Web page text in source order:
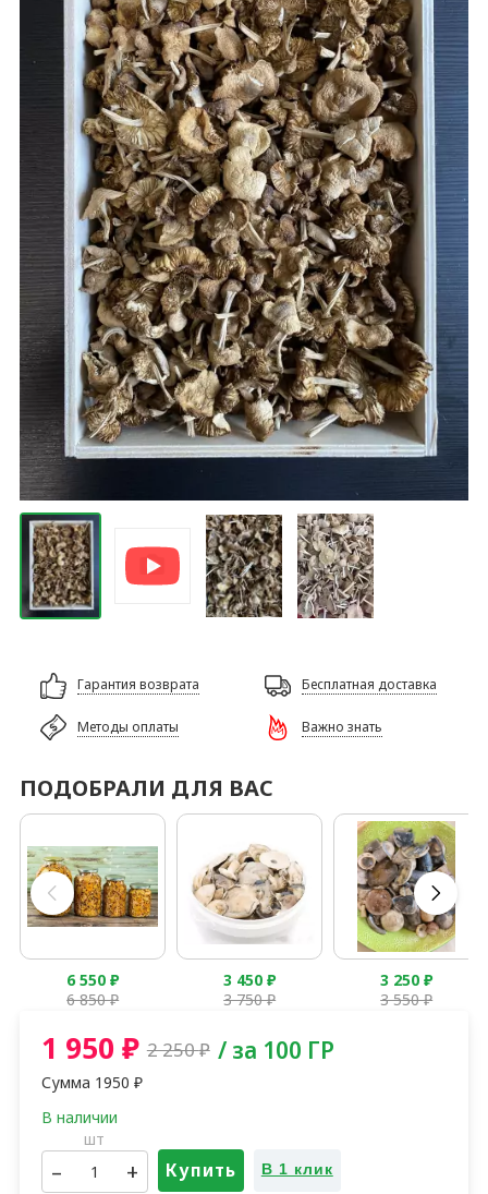
Гарантия возврата Бесплатная доставка
Методы оплаты Важно знать
ПОДОБРАЛИ ДЛЯ ВАС
6 550₽
6 850₽
3 450₽
3 750₽
3 250₽
3 550₽
1 950 ₽ 2 250₽ / за 100 ГР
Сумма 1950 ₽
шт
– + Купить В 1 клик